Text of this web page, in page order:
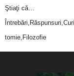
Ştiaţi că…
tomie,Filozofie